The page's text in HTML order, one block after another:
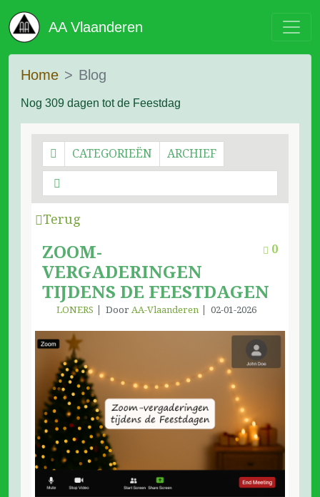
AA Vlaanderen
Home Blog
Nog 309 dagen tot de Feestdag
CATEGORIEËN ARCHIEF
Terug
0
ZOOM-
VERGADERINGEN
TIJDENS DE FEESTDAGEN
LONERS Door AA-Vlaanderen 02-01-2026